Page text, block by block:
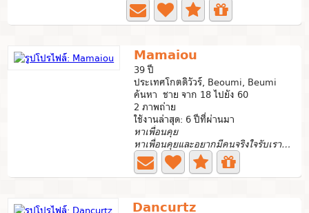
Mamaiou
39 ปี
ประเทศโกตดิวัวร์, Beoumi, Beumi
ค้นหา ชาย จาก 18 ไปยัง 60
2 ภาพถ่าย
ใช้งานล่าสุด: 6 ปีที่ผ่านมา
หาเพื่อนคุย
หาเพื่อนคุยและอยากมีคนจริงใจรับเราได้รักครอบครัว​เรารักลู...
Dancurtz